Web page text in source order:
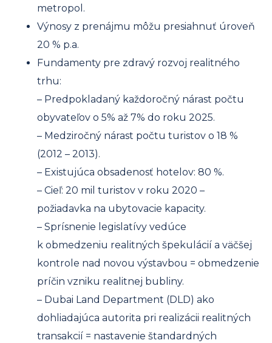
metropol.
Výnosy z prenájmu môžu presiahnuť úroveň
20 % p.a.
Fundamenty pre zdravý rozvoj realitného
trhu:
– Predpokladaný každoročný nárast počtu
obyvateľov o 5% až 7% do roku 2025.
– Medziročný nárast počtu turistov o 18 %
(2012 – 2013).
– Existujúca obsadenosť hotelov: 80 %.
– Cieľ: 20 mil turistov v roku 2020 –
požiadavka na ubytovacie kapacity.
– Sprísnenie legislatívy vedúce
k obmedzeniu realitných špekulácií a väčšej
kontrole nad novou výstavbou = obmedzenie
príčin vzniku realitnej bubliny.
– Dubai Land Department (DLD) ako
dohliadajúca autorita pri realizácii realitných
transakcií = nastavenie štandardných